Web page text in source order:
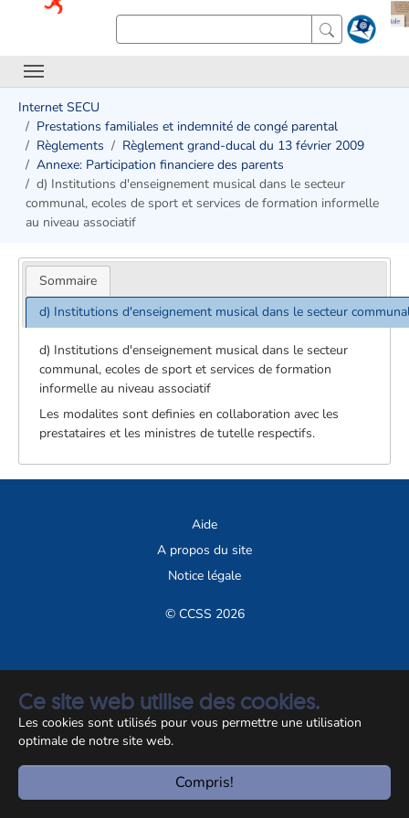
Ce site web utilise des cookies.
Les cookies sont utilisés pour vous permettre une utilisation
optimale de notre site web.
Compris!
Internet SECU
Prestations familiales et indemnité de congé parental
Règlements
Règlement grand-ducal du 13 février 2009
Annexe: Participation financiere des parents
d) Institutions d'enseignement musical dans le secteur
communal, ecoles de sport et services de formation informelle
au niveau associatif
Sommaire
d) Institutions d'enseignement musical dans le secteur
d) Institutions d'enseignement musical dans le secteur
communal, ecoles de sport et services de formation
informelle au niveau associatif
Les modalites sont definies en collaboration avec les
prestataires et les ministres de tutelle respectifs.
Aide
A propos du site
Notice légale
© CCSS 2026